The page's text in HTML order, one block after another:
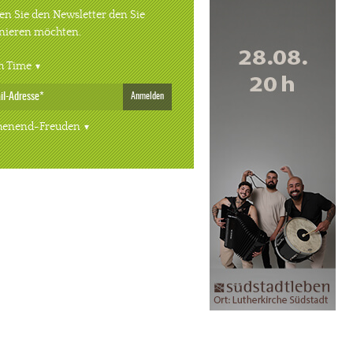
Sie den Newsletter den Sie
möchten.
Time
Anmelden
Freuden